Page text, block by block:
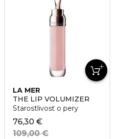
LA MER
THE LIP VOLUMIZER
Starostlivosť o pery
76,30 €
109,00 €